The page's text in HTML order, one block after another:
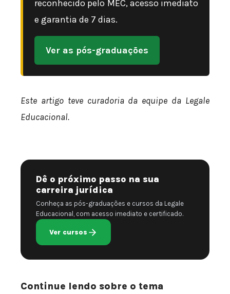
reconhecido pelo MEC, acesso imediato
e garantia de 7 dias.
Ver as pós-graduações
Este artigo teve curadoria da equipe da Legale
Educacional.
Dê o próximo passo na sua
carreira jurídica
Conheça as pós-graduações e cursos da Legale
Educacional, com acesso imediato e certificado.
Ver cursos
Continue lendo sobre o tema